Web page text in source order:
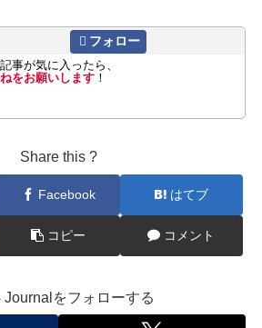
フォロー
事が気に入ったら、
をお願いします ！
Share this ?
Facebook はてブ
コピー コメント
Journalをフォローする